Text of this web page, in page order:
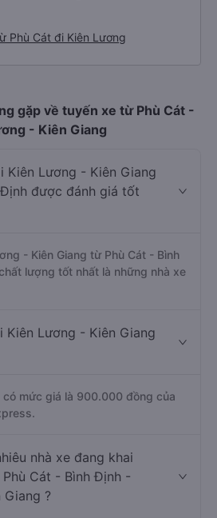
Phù Cát đi Kiên Lương
gặp về tuyến xe từ Phù Cát -
- Kiên Giang
Kiên Lương - Kiên Giang
được đánh giá tốt
- Kiên Giang từ Phù Cát - Bình
lượng tốt nhất là những nhà xe
Kiên Lương - Kiên Giang
có mức giá là 900.000 đồng của
nhà xe đang khai
Cát - Bình Định -
?